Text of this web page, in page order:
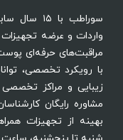
سوراطب
واردات و عرضه
مراقبت‌های حرفه‌ای
با رویکرد تخصصی،
زیبایی و مراکز
مشاوره رایگان
بهینه از تجهیزات